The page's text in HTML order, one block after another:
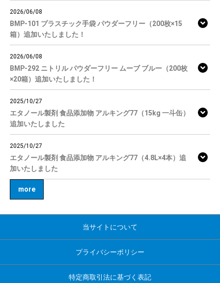
2026/06/08
BMP-101 プラスチック手袋 パウダーフリー（200枚×15
箱）追加いたしました！
2026/06/08
BMP-292 ニトリル パウダーフリー ムーブ ブルー（200枚
×20箱）追加いたしました！
2025/10/27
エタノール製剤 食品添加物 アルキング77（15kg 一斗缶）
追加いたしました
2025/10/27
エタノール製剤 食品添加物 アルキング77（4.8L×4本）追
加いたしました
more
当サイトについて
プライバシーポリシー
特定商取引法に基づく表記